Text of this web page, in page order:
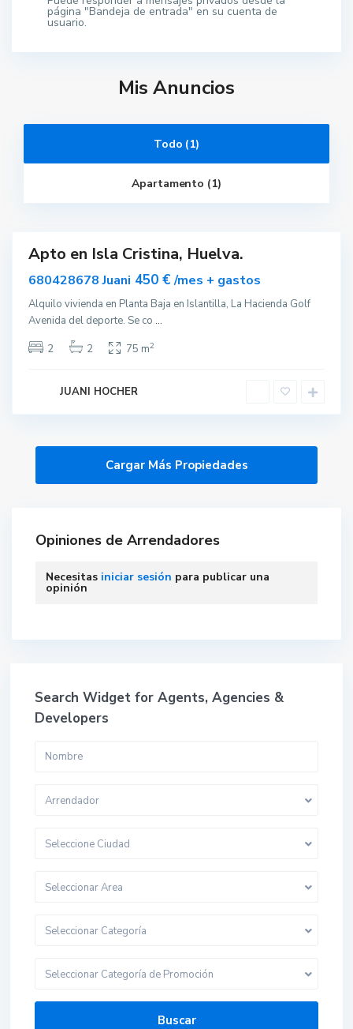
página "Bandeja de entrada" en su cuenta de
usuario.
Mis Anuncios
Todo (1)
Apartamento (1)
e
l
i
Apto en Isla Cristina, Huelva.
680428678 Juani 450 €/mes + gastos
Alquilo vivienda en Planta Baja en Islantilla, La Hacienda Golf
Avenida del deporte. Se co ...
2
2 75 m2
JUANI HOCHER
Opiniones de Arrendadores
Necesitas iniciar sesión para publicar una
opinión
Search Widget for Agents, Agencies &
Developers
Arrendador
Seleccione Ciudad
Seleccionar Area
Seleccionar Categoría
Seleccionar Categoría de Promoción
Buscar